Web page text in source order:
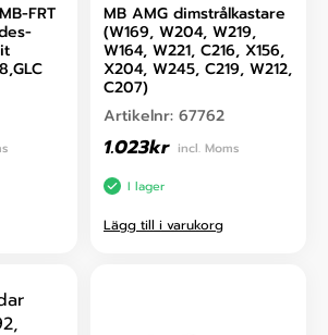
FRT
MB AMG dimstrålkastare
(W169, W204, W219,
W164, W221, C216, X156,
X204, W245, C219, W212,
C207)
Artikelnr: 67762
1.023kr incl. Moms
I lager
Lägg till i varukorg